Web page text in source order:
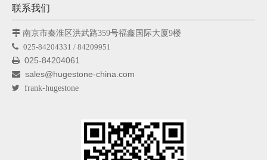
联系我们
 南京市秦淮区洪武路359号福鑫国际大厦9楼
 025-84204331 / 84209951
 025-84204061
 sales@hugestone-china.com
 frank-hugestone